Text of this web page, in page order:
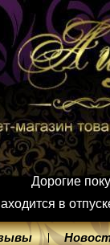
Дорогие
в